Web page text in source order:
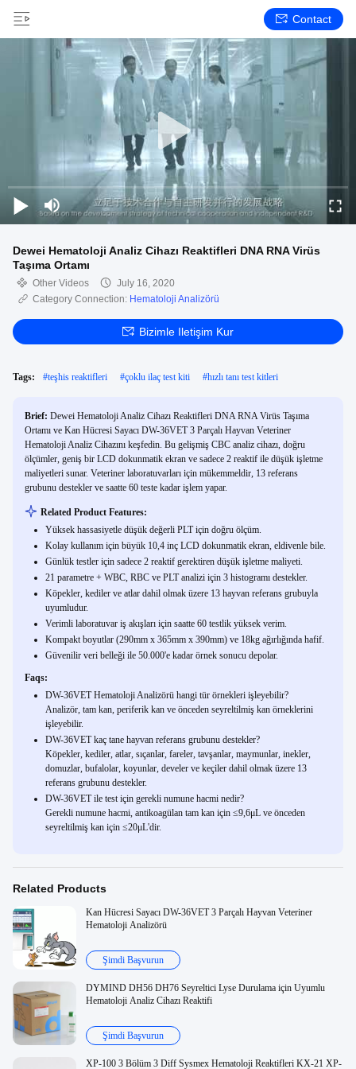
Contact
Dewei Hematoloji Analiz Cihazı Reaktifleri DNA RNA Virüs
Taşıma Ortamı
Other Videos
July 16, 2020
Category Connection: Hematoloji Analizörü
Bizimle Iletişim Kur
Tags: #teşhis reaktifleri #çoklu ilaç test kiti #hızlı tanı test kitleri
Brief: Dewei Hematoloji Analiz Cihazı Reaktifleri DNA RNA Virüs Taşıma
Ortamı ve Kan Hücresi Sayacı DW-36VET 3 Parçalı Hayvan Veteriner
Hematoloji Analiz Cihazını keşfedin. Bu gelişmiş CBC analiz cihazı, doğru
ölçümler, geniş bir LCD dokunmatik ekran ve sadece 2 reaktif ile düşük işletme
maliyetleri sunar. Veteriner laboratuvarları için mükemmeldir, 13 referans
grubunu destekler ve saatte 60 teste kadar işlem yapar.
Related Product Features:
Yüksek hassasiyetle düşük değerli PLT için doğru ölçüm.
Kolay kullanım için büyük 10,4 inç LCD dokunmatik ekran, eldivenle bile.
Günlük testler için sadece 2 reaktif gerektiren düşük işletme maliyeti.
21 parametre + WBC, RBC ve PLT analizi için 3 histogramı destekler.
Köpekler, kediler ve atlar dahil olmak üzere 13 hayvan referans grubuyla
uyumludur.
Verimli laboratuvar iş akışları için saatte 60 testlik yüksek verim.
Kompakt boyutlar (290mm x 365mm x 390mm) ve 18kg ağırlığında hafif.
Güvenilir veri belleği ile 50.000'e kadar örnek sonucu depolar.
Faqs:
DW-36VET Hematoloji Analizörü hangi tür örnekleri işleyebilir?
Analizör, tam kan, periferik kan ve önceden seyreltilmiş kan örneklerini
işleyebilir.
DW-36VET kaç tane hayvan referans grubunu destekler?
Köpekler, kediler, atlar, sıçanlar, fareler, tavşanlar, maymunlar, inekler,
domuzlar, bufalolar, koyunlar, develer ve keçiler dahil olmak üzere 13
referans grubunu destekler.
DW-36VET ile test için gerekli numune hacmi nedir?
Gerekli numune hacmi, antikoagülan tam kan için ≤9,6μL ve önceden
seyreltilmiş kan için ≤20μL'dir.
Related Products
Kan Hücresi Sayacı DW-36VET 3 Parçalı Hayvan Veteriner
Hematoloji Analizörü
Şimdi Başvurun
DYMIND DH56 DH76 Seyreltici Lyse Durulama için Uyumlu
Hematoloji Analiz Cihazı Reaktifi
Şimdi Başvurun
XP-100 3 Bölüm 3 Diff Sysmex Hematoloji Reaktifleri KX-21 XP-